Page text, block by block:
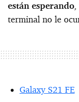
están esperando,
terminal no le
Galaxy S21 FE